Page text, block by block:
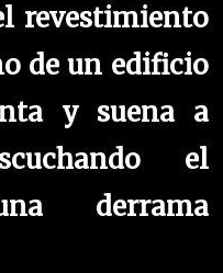
revestimiento
de un edificio
y suena a
el
derrama